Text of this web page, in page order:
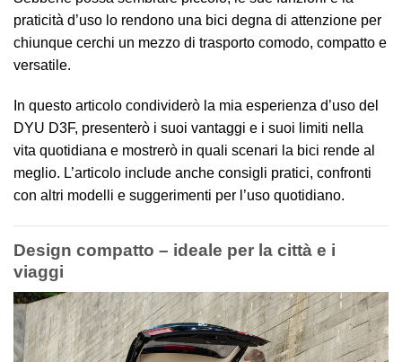
praticità d’uso lo rendono una bici degna di attenzione per
chiunque cerchi un mezzo di trasporto comodo, compatto e
versatile.
In questo articolo condividerò la mia esperienza d’uso del
DYU D3F, presenterò i suoi vantaggi e i suoi limiti nella
vita quotidiana e mostrerò in quali scenari la bici rende al
meglio. L’articolo include anche consigli pratici, confronti
con altri modelli e suggerimenti per l’uso quotidiano.
Design compatto – ideale per la città e i
viaggi